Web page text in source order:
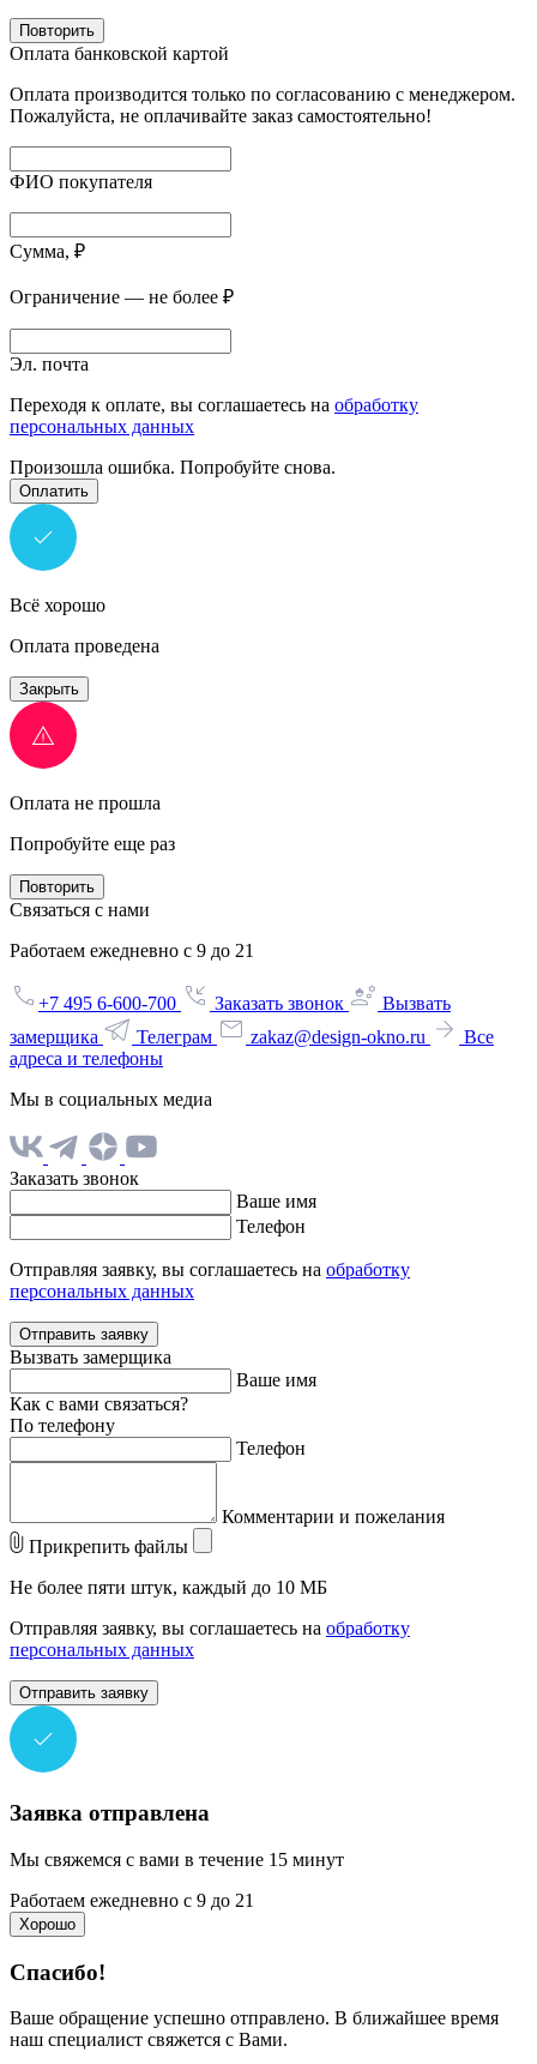
Повторить
Оплата банковской картой
Оплата производится только по согласованию с менеджером.
Пожалуйста, не оплачивайте заказ самостоятельно!
ФИО покупателя
Сумма, ₽
Ограничение — не более ₽
Эл. почта
Переходя к оплате, вы соглашаетесь на обработку
персональных данных
Произошла ошибка. Попробуйте снова.
Оплатить
Всё хорошо
Оплата проведена
Закрыть
Оплата не прошла
Попробуйте еще раз
Повторить
Связаться с нами
Работаем ежедневно с 9 до 21
+7 495 6-600-700 Заказать звонок
Вызвать
замерщика
Телеграм zakaz@design-okno.ru
Все
адреса и телефоны
Мы в социальных медиа
Заказать звонок
Ваше имя
Телефон
Отправляя заявку, вы соглашаетесь на обработку
персональных данных
Отправить заявку
Вызвать замерщика
Ваше имя
Как с вами связаться?
По телефону
Телефон
Комментарии и пожелания
Прикрепить файлы
Не более пяти штук, каждый до 10 МБ
Отправляя заявку, вы соглашаетесь на обработку
персональных данных
Отправить заявку
Заявка отправлена
Мы свяжемся с вами в течение 15 минут
Работаем ежедневно с 9 до 21
Хорошо
Спасибо!
Ваше обращение успешно отправлено. В ближайшее время
наш специалист свяжется с Вами.